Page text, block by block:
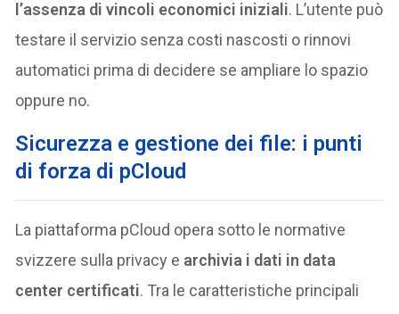
l’assenza di vincoli economici iniziali. L’utente può
testare il servizio senza costi nascosti o rinnovi
automatici prima di decidere se ampliare lo spazio
oppure no.
Sicurezza e gestione dei file: i punti
di forza di pCloud
La piattaforma pCloud opera sotto le normative
svizzere sulla privacy e archivia i dati in data
center certificati. Tra le caratteristiche principali